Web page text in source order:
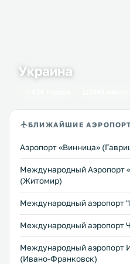
Украина
БЛИЖАЙШИЕ
Аэропорт «Винница»
Международный Аэропорт
(Житомир)
Междунарoдный аэропорт
Международный аэропорт
Международный аэропорт
(Ивано-Франковск)